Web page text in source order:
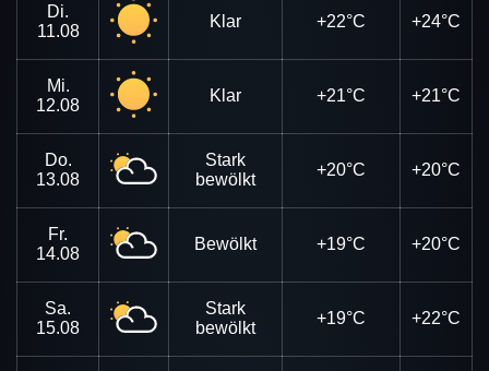
Di.
11.08
Klar +22°C +24°C
Mi.
12.08
Klar +21°C +21°C
Do.
13.08
Stark
bewölkt
+20°C +20°C
Fr.
14.08
Bewölkt +19°C +20°C
Sa.
15.08
Stark
bewölkt
+19°C +22°C